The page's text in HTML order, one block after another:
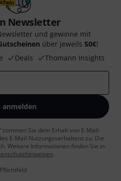
Newsletter
und gewinne mit
über jeweils 50€!
Deals Thomann Insights
anmelden
stimmen Sie dem Erhalt von E-Mail-
E-Mail-Nutzungsverhaltens zu. Die
Weitere Informationen finden Sie in
.